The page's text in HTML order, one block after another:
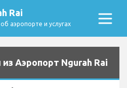
Rai
аэропорте и услугах
Аэропорт Ngurah Rai